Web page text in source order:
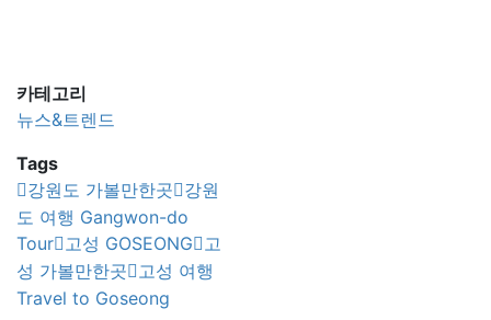
카테고리
뉴스&트렌드
Tags
강원도 가볼만한곳 강원
도 여행 Gangwon-do
Tour 고성 GOSEONG 고
성 가볼만한곳 고성 여행
Travel to Goseong